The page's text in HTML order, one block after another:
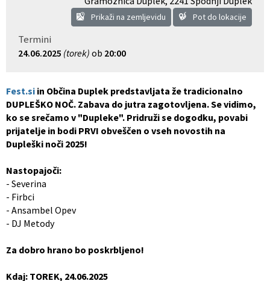
Prikaži na zemljevidu Pot do lokacije
Termini
24.06.2025 (torek) ob 20:00
Fest.si in Občina Duplek predstavljata že tradicionalno
DUPLEŠKO NOČ. Zabava do jutra zagotovljena. Se vidimo,
ko se srečamo v "Dupleke". Pridruži se dogodku, povabi
prijatelje in bodi PRVI obveščen o vseh novostih na
Dupleški noči 2025!
Nastopajoči:
- Severina
- Firbci
- Ansambel Opev
- DJ Metody
Za dobro hrano bo poskrbljeno!
Kdaj: TOREK, 24.06.2025